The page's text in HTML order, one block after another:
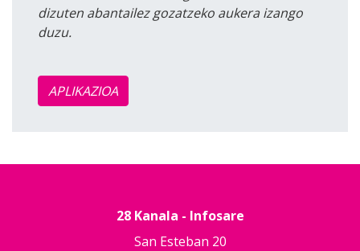
dizuten abantailez gozatzeko aukera izango
duzu.
APLIKAZIOA
28 Kanala - Infosare
San Esteban 20